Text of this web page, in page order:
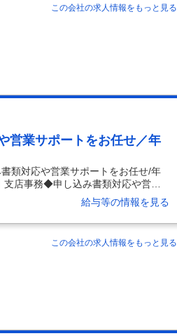
募集背景】 組織の拡大に伴い、日々
この会社の求人情報をもっと見る
営業サポートをお任せ／年
類対応や営業サポートをお任せ/年
店事務◆申し込み書類対応や営業
な仕事内容】 ＜証券営業からのキ
年の老舗企業＞ ■業務内容： 全国
して従事していただきます。（※配
査・登録・照合 ・各種伝票類の…
給与等の情報を見る
この会社の求人情報をもっと見る